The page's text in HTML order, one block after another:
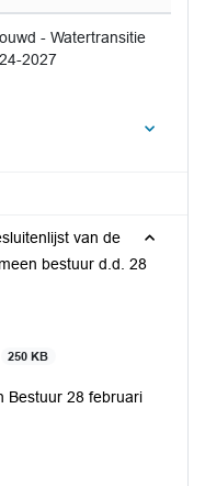
- Watertransitie
2027
van de
bestuur d.d. 28
250 KB
Bestuur 28 februari